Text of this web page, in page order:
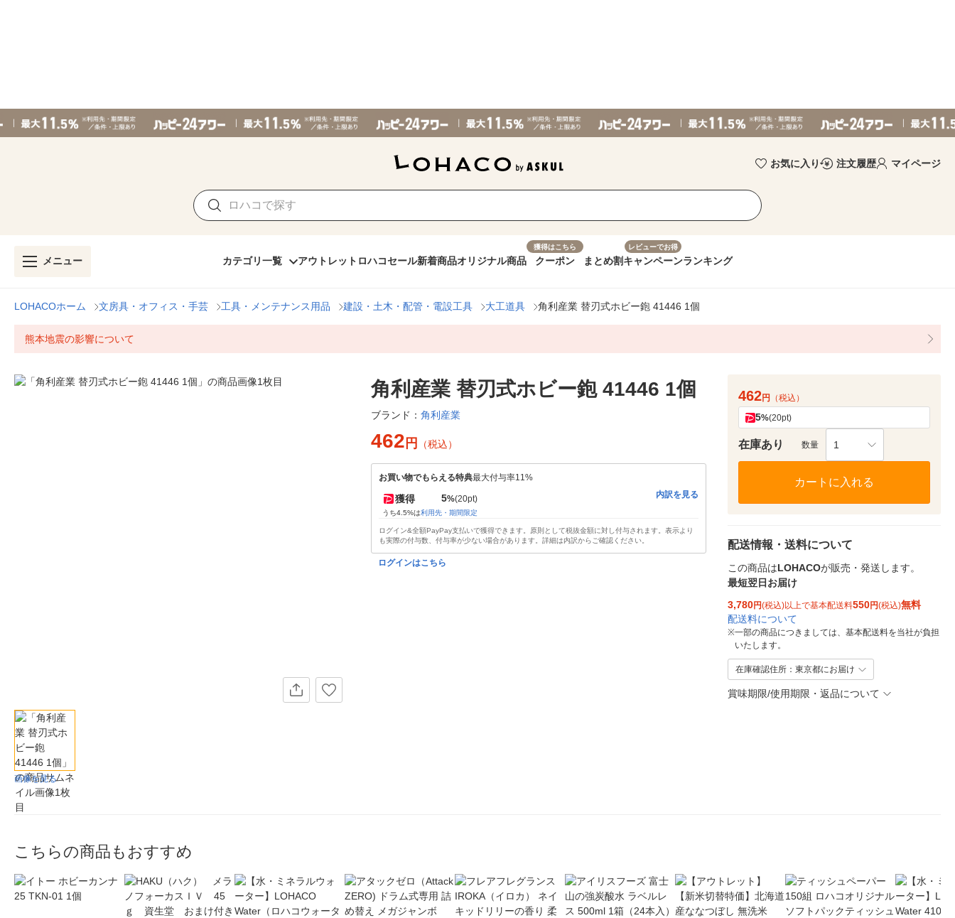
お気に入り 注文履歴 マイページ
メニュー カテゴリ一覧 アウトレット ロハコセール新着商品オリジナル商品
獲得はこちら
クーポン まとめ割
レビューでお得
キャンペーンランキング
LOHACOホーム 文房具・オフィス・手芸 工具・メンテナンス用品 建設・土木・配管・電設工具 大工道具 角利産業 替刃式ホビー鉋 41446 1個
熊本地震の影響について
画像を見る
角利産業 替刃式ホビー鉋 41446 1個
ブランド： 角利産業
462 円 （税込）
お買い物でもらえる特典最大付与率11%
獲得 5%(20pt)
うち4.5%は利用先・期間限定
内訳を見る
ログイン&全額PayPay支払いで獲得できます。原則として税抜金額に対し付与されます。表示より
も実際の付与数、付与率が少ない場合があります。詳細は内訳からご確認ください。
ログインはこちら
462円 （税込）
5%(20pt)
在庫あり 数量 1
カートに入れる
配送情報・送料について
この商品はLOHACOが販売・発送します。
最短翌日お届け
3,780円(税込)以上で基本配送料550円(税込)無料
配送料について
※一部の商品につきましては、基本配送料を当社が負担
いたします。
在庫確認住所：東京都にお届け
賞味期限/使用期限・返品について
こちらの商品もおすすめ